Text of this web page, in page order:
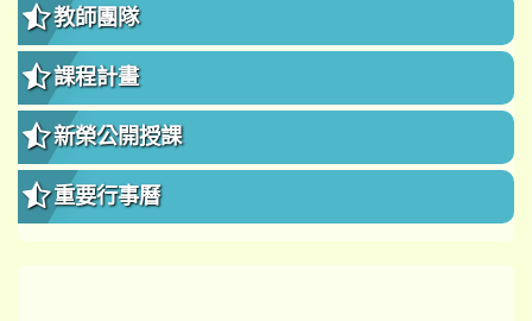
教師團隊
課程計畫
新榮公開授課
重要行事曆